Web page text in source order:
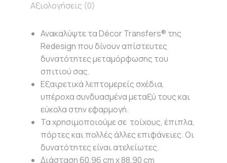
Αξιολογήσεις (0)
Ανακαλύψτε τα Décor Transfers® της
Redesign που δίνουν απίστευτες
δυνατότητες μεταμόρφωσης του
σπιτιού σας.
Εξαιρετικά λεπτομερείς σχέδια,
υπέροχα συνδυασμένα μεταξύ τους και
εύκολα στην εφαρμογή.
Τα χρησιμοποιούμε σε τοίχους, έπιπλα,
πόρτες και πολλές άλλες επιφάνειες. Οι
δυνατότητες είναι ατελείωτες.
Διάσταση 60,96 cm x 88,90 cm